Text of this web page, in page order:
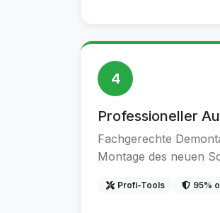
4
Professioneller
Fachgerechte
Montage des neuen
Profi-Tools 95%